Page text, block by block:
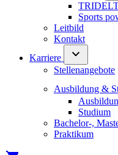
Sports
Leitbild
Kontakt
Karriere
Stellenangebote
Ausbildung &
Studium
Bachelor-,
Praktikum